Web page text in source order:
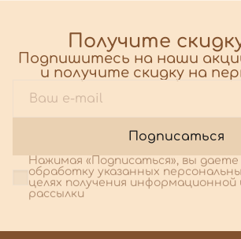
Получите
Подпишитесь на наши
и получите скидку на
Подписаться
Нажимая «Подписаться», вы даете
обработку указанных
целях получения информационной
рассылки